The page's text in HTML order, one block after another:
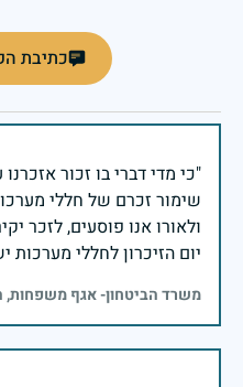
כתיבת
שימור זכרם של חללי
יום הזיכרון לחללי מערכות
משרד הביטחון- אגף משפחות,